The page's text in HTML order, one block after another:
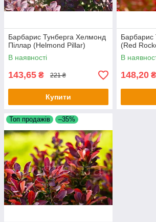
Барбарис Тунберга Хелмонд
Піллар (Helmond Pillar)
В наявності
143,65 ₴ 221 ₴
Купити
Барбарис
(Red
В
148,20 ₴
Топ продажів –35%